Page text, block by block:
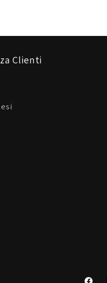
Clienti